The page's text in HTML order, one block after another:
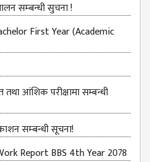
सम्‍बन्‍धी सुचना !
First Year (Academic
आंशिक परीक्षामा सम्बन्धी
सम्‍बन्धी सूचना!
Report BBS 4th Year 2078